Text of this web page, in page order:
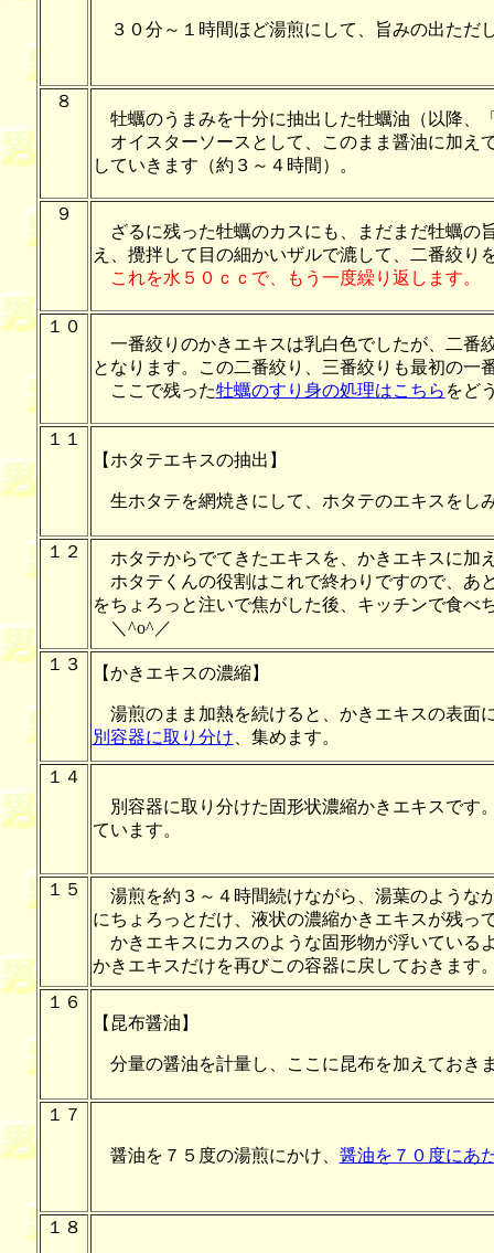
３０分～１時間ほど湯煎にして、旨みの出ただ
８
牡蠣のうまみを十分に抽出した牡蠣油（以降、
オイスターソースとして、このまま醤油に加え
していきます（約３～４時間）。
９
ざるに残った牡蠣のカスにも、まだまだ牡蠣の
え、攪拌して目の細かいザルで漉して、二番絞り
これを水５０ｃｃで、もう一度繰り返します。
１０
一番絞りのかきエキスは乳白色でしたが、二番
となります。この二番絞り、三番絞りも最初の一
ここで残った牡蠣のすり身の処理はこちら をど
１１
【ホタテエキスの抽出】
生ホタテを網焼きにして、ホタテのエキスをし
１２
ホタテからでてきたエキスを、かきエキスに加
ホタテくんの役割はこれで終わりですので、あ
をちょろっと注いで焦がした後、キッチンで食べ
＼^o^／
１３
【かきエキスの濃縮】
湯煎のまま加熱を続けると、かきエキスの表面
別容器に取り分け 、集めます。
１４
別容器に取り分けた固形状濃縮かきエキスです
ています。
１５
湯煎を約３～４時間続けながら、湯葉のような
にちょろっとだけ、液状の濃縮かきエキスが残っ
かきエキスにカスのような固形物が浮いている
かきエキスだけを再びこの容器に戻しておきます
１６
【昆布醤油】
分量の醤油を計量し、ここに昆布を加えておき
１７
醤油を７５度の湯煎にかけ、 醤油を７０度にあ
１８